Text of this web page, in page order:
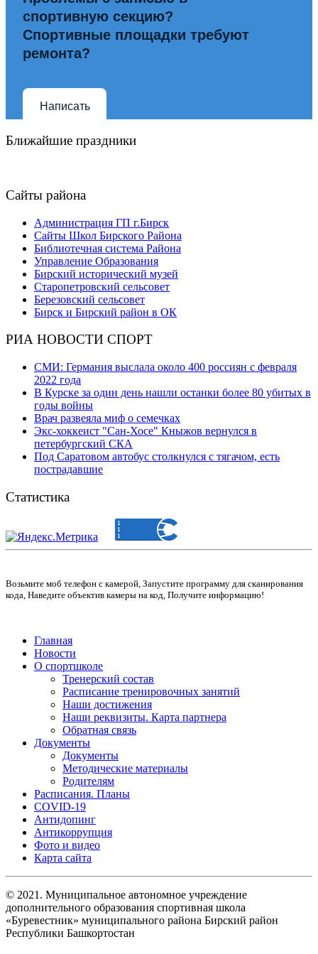
спортивную секцию?
Спортивные площадки требуют
ремонта?
Написать
Ближайшие праздники
Сайты района
Администрация ГП г.Бирск
Сайты Школ Бирского Района
Библиотечная система Района
Управление Образования
Бирский исторический музей
Старопетровский сельсовет
Березовский сельсовет
Бирск и Бирский район в ОК
РИА НОВОСТИ СПОРТ
СМИ: Германия выслала около 400 россиян с февраля
2022 года
В Курске за один день нашли останки более 80 убитых в
годы войны
Врач развеяла миф о семечках
Экс-хоккеист "Сан-Хосе" Кныжов вернулся в
петербургский СКА
Под Саратовом автобус столкнулся с тягачом, есть
пострадавшие
Статистика
Возьмите моб телефон с камерой, Запустите программу для сканирования
кода, Наведите объектив камеры на код, Получите информацию!
Главная
Новости
О спортшколе
Тренерский состав
Расписание тренировочных занятий
Наши достижения
Наши реквизиты. Карта партнера
Обратная связь
Документы
Документы
Методические материалы
Родителям
Расписания. Планы
COVID-19
Антидопинг
Антикоррупция
Фото и видео
Карта сайта
© 2021. Муниципальное автономное учреждение
дополнительного образования спортивная школа
«Буревестник» муниципального района Бирский район
Республики Башкортостан